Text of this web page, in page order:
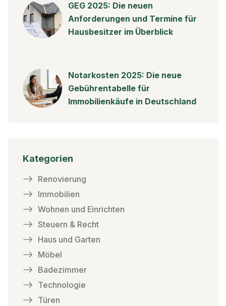
GEG 2025: Die neuen
Anforderungen und Termine für
Hausbesitzer im Überblick
Notarkosten 2025: Die neue
Gebührentabelle für
Immobilienkäufe in Deutschland
Kategorien
Renovierung
Immobilien
Wohnen und Einrichten
Steuern & Recht
Haus und Garten
Möbel
Badezimmer
Technologie
Türen